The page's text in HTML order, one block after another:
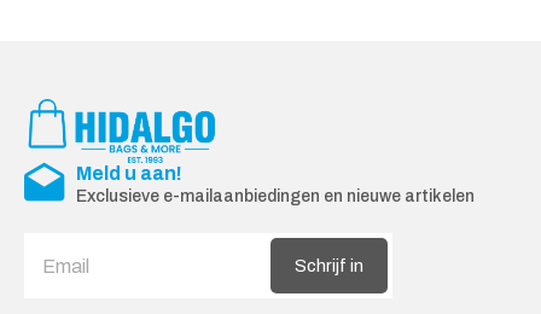
Meld u aan!
Exclusieve e-mailaanbiedingen en nieuwe artikelen
Schrijf in